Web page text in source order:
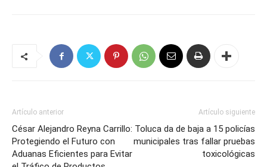
Artículo anterior
César Alejandro Reyna Carrillo:
Protegiendo el Futuro con
Aduanas Eficientes para Evitar
Artículo siguiente
Toluca da de baja a 15 policías
municipales tras fallar pruebas
toxicológicas